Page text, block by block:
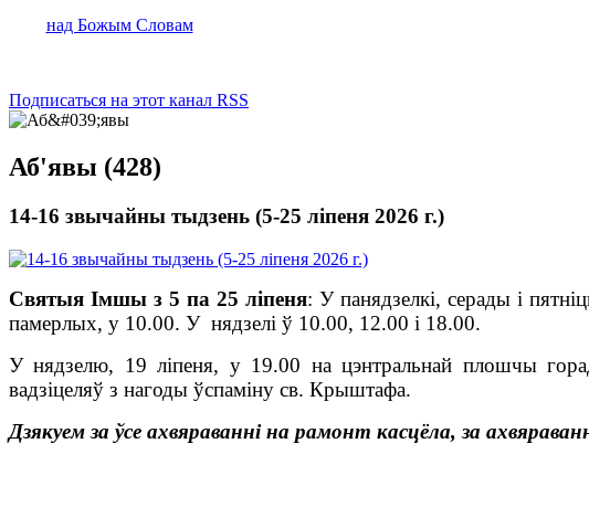
над Божым Словам
Подписаться на этот канал RSS
Аб'явы (428)
14-16 звычайны тыдзень (5-25 ліпеня 2026 г.)
Святыя Імшы з 5 па 25 ліпеня: У панядзелкі, серады і
памерлых, у 10.00. У нядзелі ў 10.00, 12.00 і 18.00.
У нядзелю, 19 ліпеня, у 19.00 на цэнтральнай плошчы
вадзіцеляў з нагоды ўспаміну св. Крыштафа.
Дзякуем за ўсе ахвяраванні на рамонт касцёла, за